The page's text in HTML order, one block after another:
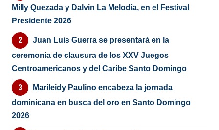
Milly Quezada y Dalvin La Melodía, en el Festival
Presidente 2026
Juan Luis Guerra se presentará en la
ceremonia de clausura de los XXV Juegos
Centroamericanos y del Caribe Santo Domingo
Marileidy Paulino encabeza la jornada
dominicana en busca del oro en Santo Domingo
2026